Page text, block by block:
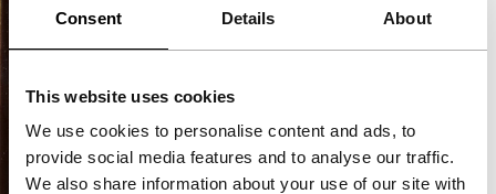
Consent Details About
This website uses cookies
We use cookies to personalise content and ads, to
provide social media features and to analyse our traffic.
We also share information about your use of our site with